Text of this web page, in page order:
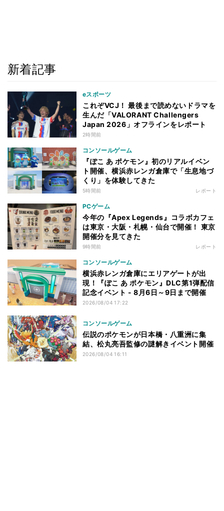
新着記事
eスポーツ
これぞVCJ！ 最後まで読めないドラマを
生んだ「VALORANT Challengers
Japan 2026」オフラインをレポート
2時間前
コンソールゲーム
『ぽこ あ ポケモン』初のリアルイベン
ト開催、横浜赤レンガ倉庫で「生息地づ
くり」を体験してきた
5時間前 レポート
PCゲーム
今年の『Apex Legends』コラボカフェ
は東京・大阪・札幌・仙台で開催！ 東京
開催分を見てきた
9時間前 レポート
コンソールゲーム
横浜赤レンガ倉庫にエリアゲートが出
現！『ぽこ あ ポケモン』DLC第1弾配信
記念イベント - 8月6日～9日まで開催
2026/08/04 17:22
コンソールゲーム
伝説のポケモンが日本橋・八重洲に集
結、松丸亮吾監修の謎解きイベント開催
2026/08/04 16:11